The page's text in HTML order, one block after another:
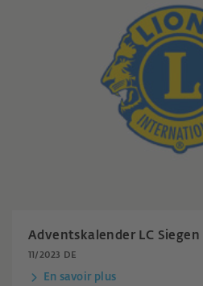
Adventskalender LC
11/2023 DE
En savoir plus